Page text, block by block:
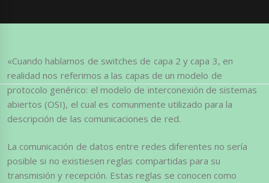
«Cuando hablamos de switches de capa 2 y capa 3, en
realidad nos referimos a las capas de un modelo de
protocolo genérico: el modelo de interconexión de sistemas
abiertos (OSI), el cual es comunmente utilizado para la
descripción de las comunicaciones de red.
La comunicación de datos entre redes diferentes no sería
posible si no existiesen reglas compartidas para su
transmisión y recepción. Estas reglas se conocen como